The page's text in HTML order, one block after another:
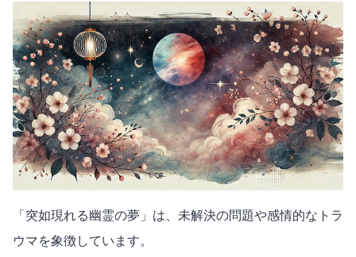
「突如現れる幽霊の夢」は、未解決の問題や感情的なトラ
ウマを象徴しています。